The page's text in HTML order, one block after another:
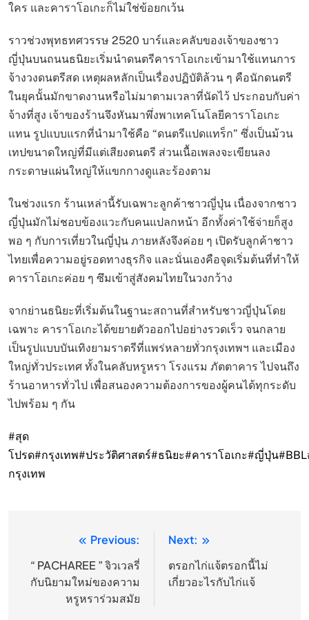
ใคร และคาราโอเกะก็ไม่ใช่ข้อยกเว้น
ราวช่วงพุทธทศวรรษ 2520 บาร์และคลับของเจ้าของชาว
ญี่ปุ่นบนถนนธนิยะเริ่มนำดนตรีคาราโอเกะเข้ามาใช้แทนการ
จ้างวงดนตรีสด เหตุผลหลักเป็นเรื่องปฏิบัติล้วน ๆ คือนักดนตรี
ในยุคนั้นมักขาดงานหรือไม่มาตามเวลาที่นัดไว้ ประกอบกับค่า
จ้างที่สูง เจ้าของร้านจึงหันมาพึ่งพาเทคโนโลยีคาราโอเกะ
แทน รูปแบบแรกที่นำมาใช้คือ “ดนตรีแปดแทร็ก” ซึ่งเป็นม้วน
เทปขนาดใหญ่ที่มีแต่เสียงดนตรี ส่วนเนื้อเพลงจะเขียนลง
กระดาษแผ่นใหญ่ให้แขกกางดูและร้องตาม
ในช่วงแรก ร้านเหล่านี้รับเฉพาะลูกค้าชาวญี่ปุ่น เนื่องจากชาว
ญี่ปุ่นมักไม่ชอบข้องแวะกับคนแปลกหน้า อีกทั้งค่าใช้จ่ายก็สูง
พอ ๆ กับการเที่ยวในญี่ปุ่น ภายหลังจึงค่อย ๆ เปิดรับลูกค้าชาว
ไทยเพื่อความอยู่รอดทางธุรกิจ และนั่นเองคือจุดเริ่มต้นที่ทำให้
คาราโอเกะค่อย ๆ ซึมเข้าสู่สังคมไทยในวงกว้าง
จากย่านธนิยะที่เริ่มต้นในฐานะสถานที่สำหรับชาวญี่ปุ่นโดย
เฉพาะ คาราโอเกะได้ขยายตัวออกไปอย่างรวดเร็ว จนกลาย
เป็นรูปแบบบันเทิงยามราตรีที่แพร่หลายทั่วกรุงเทพฯ และเมือง
ใหญ่ทั่วประเทศ ทั้งในคลับหรูหรา โรงแรม ภัตตาคาร ไปจนถึง
ร้านอาหารทั่วไป เพื่อสนองความต้องการของผู้คนได้ทุกระดับ
ไปพร้อม ๆ กัน
#สุด
โปรด#กรุงเทพ#ประวัติศาสตร์#ธนิยะ#คาราโอเกะ#ญี่ปุ่น#BBL
กรุงเทพ
แนะแนว
เรื่อง
Previous:
“ PACHAREE ” จิวเวลรี่
กับนิยามใหม่ของความ
หรูหราร่วมสมัย
Next:
ตรอกไก่แจ้ตรอกนี้ไม่
เกี่ยวอะไรกับไก่แจ้